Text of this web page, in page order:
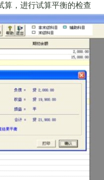
算，进行试算平衡的检查